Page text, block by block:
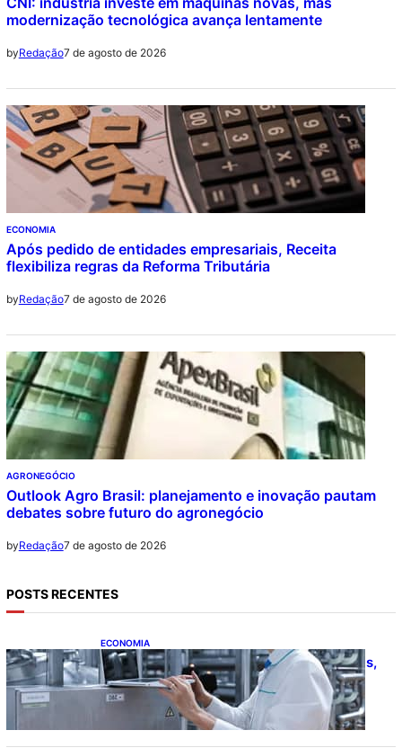
modernização tecnológica avança lentamente
byRedação7 de agosto de 2026
ECONOMIA
Após pedido de entidades empresariais, Receita
flexibiliza regras da Reforma Tributária
byRedação7 de agosto de 2026
AGRONEGÓCIO
Outlook Agro Brasil: planejamento e inovação pautam
debates sobre futuro do agronegócio
byRedação7 de agosto de 2026
POSTS RECENTES
ECONOMIA
CNI: indústria investe em máquinas novas,
mas modernização tecnológica avança
lentamente